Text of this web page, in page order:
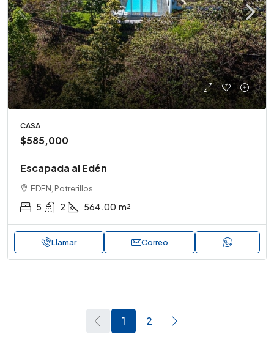
CASA
$585,000
Escapada al Edén
EDEN, Potrerillos
5 2 564.00 m²
Llamar Correo
1 2